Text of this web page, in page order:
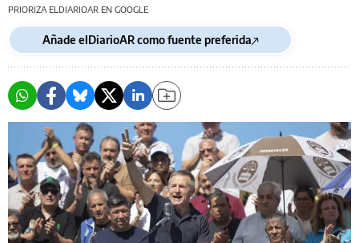
PRIORIZA ELDIARIOAR EN GOOGLE
Añade elDiarioAR como fuente preferida